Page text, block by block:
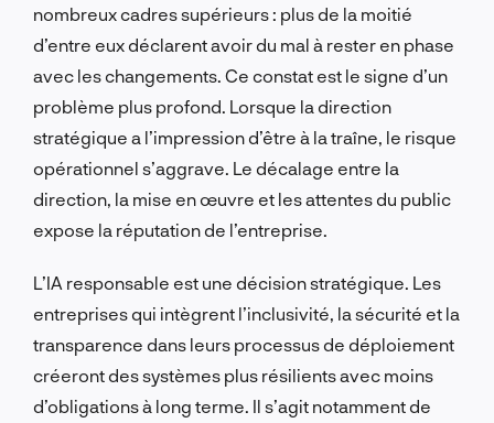
nombreux cadres supérieurs : plus de la moitié
d’entre eux déclarent avoir du mal à rester en phase
avec les changements. Ce constat est le signe d’un
problème plus profond. Lorsque la direction
stratégique a l’impression d’être à la traîne, le risque
opérationnel s’aggrave. Le décalage entre la
direction, la mise en œuvre et les attentes du public
expose la réputation de l’entreprise.
L’IA responsable est une décision stratégique. Les
entreprises qui intègrent l’inclusivité, la sécurité et la
transparence dans leurs processus de déploiement
créeront des systèmes plus résilients avec moins
d’obligations à long terme. Il s’agit notamment de